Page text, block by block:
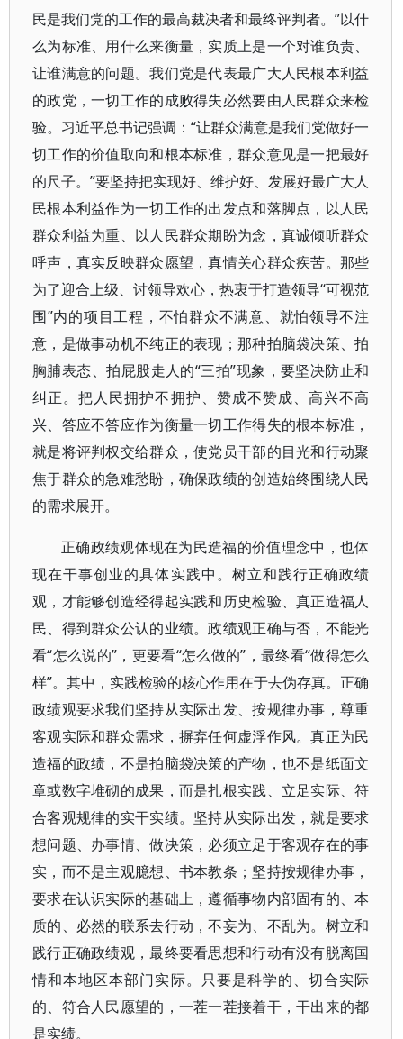
民是我们党的工作的最高裁决者和最终评判者。”以什
么为标准、用什么来衡量，实质上是一个对谁负责、
让谁满意的问题。我们党是代表最广大人民根本利益
的政党，一切工作的成败得失必然要由人民群众来检
验。习近平总书记强调：“让群众满意是我们党做好一
切工作的价值取向和根本标准，群众意见是一把最好
的尺子。”要坚持把实现好、维护好、发展好最广大人
民根本利益作为一切工作的出发点和落脚点，以人民
群众利益为重、以人民群众期盼为念，真诚倾听群众
呼声，真实反映群众愿望，真情关心群众疾苦。那些
为了迎合上级、讨领导欢心，热衷于打造领导“可视范
围”内的项目工程，不怕群众不满意、就怕领导不注
意，是做事动机不纯正的表现；那种拍脑袋决策、拍
胸脯表态、拍屁股走人的“三拍”现象，要坚决防止和
纠正。把人民拥护不拥护、赞成不赞成、高兴不高
兴、答应不答应作为衡量一切工作得失的根本标准，
就是将评判权交给群众，使党员干部的目光和行动聚
焦于群众的急难愁盼，确保政绩的创造始终围绕人民
的需求展开。
正确政绩观体现在为民造福的价值理念中，也体
现在干事创业的具体实践中。树立和践行正确政绩
观，才能够创造经得起实践和历史检验、真正造福人
民、得到群众公认的业绩。政绩观正确与否，不能光
看“怎么说的”，更要看“怎么做的”，最终看“做得怎么
样”。其中，实践检验的核心作用在于去伪存真。正确
政绩观要求我们坚持从实际出发、按规律办事，尊重
客观实际和群众需求，摒弃任何虚浮作风。真正为民
造福的政绩，不是拍脑袋决策的产物，也不是纸面文
章或数字堆砌的成果，而是扎根实践、立足实际、符
合客观规律的实干实绩。坚持从实际出发，就是要求
想问题、办事情、做决策，必须立足于客观存在的事
实，而不是主观臆想、书本教条；坚持按规律办事，
要求在认识实际的基础上，遵循事物内部固有的、本
质的、必然的联系去行动，不妄为、不乱为。树立和
践行正确政绩观，最终要看思想和行动有没有脱离国
情和本地区本部门实际。只要是科学的、切合实际
的、符合人民愿望的，一茬一茬接着干，干出来的都
是实绩。